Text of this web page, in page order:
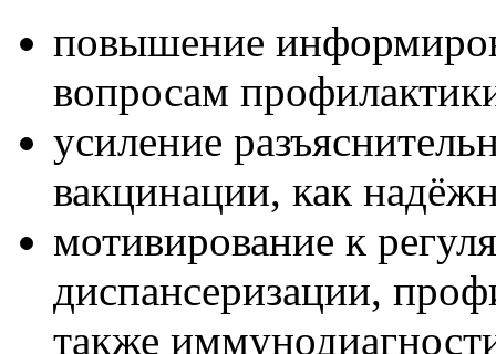
повышение
вопросам
усиление
вакцинации, как
мотивирование к
диспансеризации,
также